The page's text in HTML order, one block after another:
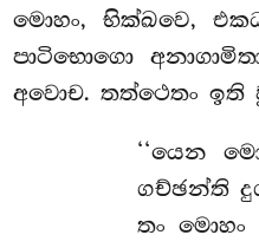
මොහං, භික්ඛවෙ,
පාටිභොගො
අවොච. තත්ථෙතං ඉති
‘‘යෙන
ගච්ඡන්ති
තං